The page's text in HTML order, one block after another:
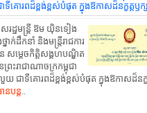
គោរពដ៏ខ្ពង់ខ្ពស់បំផុត ក្នុងឱកាសដ៏នក្ខត្តឫក្
ដ្ឋមន្ដ្រី ឱម យ៉ិនទៀង
ក់ដឹកនាំ និងមន្ត្រីរាជការ
សម្តេចកិត្តិសង្គហបណ្ឌិត
រះរាជាណាចក្រកម្ពុជា
យ ជាទីគោរពដ៏ខ្ពង់ខ្ពស់បំផុត ក្នុងឱកាសដ៏នក្ខ
នបន្ត..